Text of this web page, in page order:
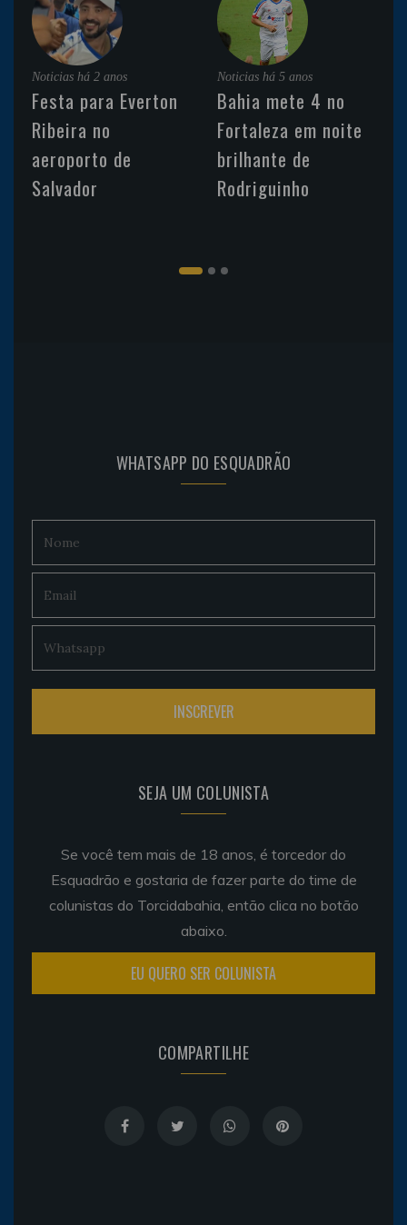
Noticias há 2 anos
Festa para Everton
Ribeira no
aeroporto de
Salvador
Noticias há 5 anos
Bahia mete 4 no
Fortaleza em noite
brilhante de
Rodriguinho
WHATSAPP DO ESQUADRÃO
SEJA UM COLUNISTA
Se você tem mais de 18 anos, é torcedor do
Esquadrão e gostaria de fazer parte do time de
colunistas do Torcidabahia, então clica no botão
abaixo.
EU QUERO SER COLUNISTA
COMPARTILHE